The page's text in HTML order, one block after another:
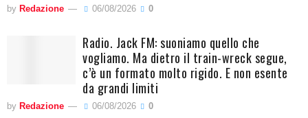
by Redazione 06/08/2026 0
Radio. Jack FM: suoniamo quello che
vogliamo. Ma dietro il train-wreck segue,
c’è un formato molto rigido. E non esente
da grandi limiti
by Redazione 06/08/2026 0